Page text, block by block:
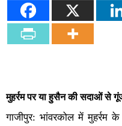
मुहर्रम पर या हुसैन की सदाओं से
गाजीपुर: भांवरकोल में मुहर्रम